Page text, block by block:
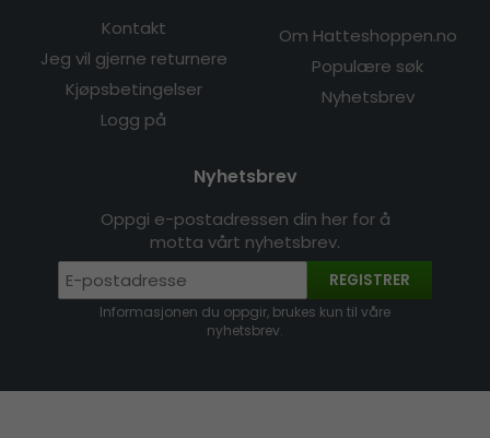
Kontakt
Jeg vil gjerne returnere
Kjøpsbetingelser
Logg på
Om Hatteshoppen.no
Populære søk
Nyhetsbrev
Nyhetsbrev
Oppgi e-postadressen din her for å
motta vårt nyhetsbrev.
REGISTRER
Informasjonen du oppgir, brukes kun til våre
nyhetsbrev.